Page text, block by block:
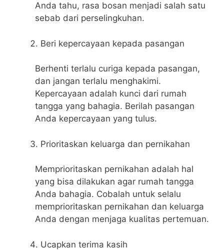
Anda tahu, rasa bosan menjadi salah satu
sebab dari perselingkuhan.
Beri kepercayaan kepada pasangan
Berhenti terlalu curiga kepada pasangan,
dan jangan terlalu menghakimi.
Kepercayaan adalah kunci dari rumah
tangga yang bahagia. Berilah pasangan
Anda kepercayaan yang tulus.
Prioritaskan keluarga dan pernikahan
Memprioritaskan pernikahan adalah hal
yang bisa dilakukan agar rumah tangga
Anda bahagia. Cobalah untuk selalu
memprioritaskan pernikahan dan keluarga
Anda dengan menjaga kualitas pertemuan.
Ucapkan terima kasih